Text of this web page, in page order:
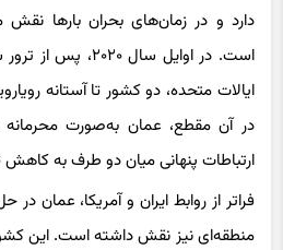
دارد و در زمان‌های بحران بارها نقش
است. در اوایل سال
ایالات متحده، دو کشور تا آستانه
در آن مقطع، عمان به‌صورت
ارتباطات پنهانی میان دو طرف به
فراتر از روابط ایران و آمریکا، عمان
منطقه‌ای نیز نقش داشته است. این